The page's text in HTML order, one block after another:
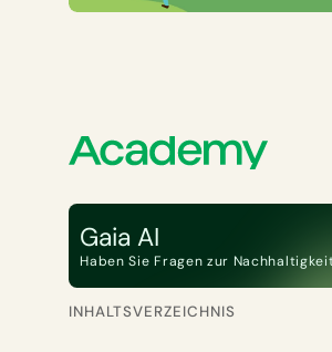
Gaia AI
Haben Sie Fragen zur
INHALTSVERZEICHNIS